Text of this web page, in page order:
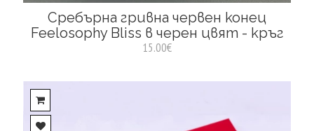
Сребърна гривна червен конец
Feelosophy Bliss в черен цвят - кръг
15.00€